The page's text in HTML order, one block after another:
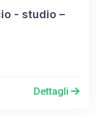
- studio –
Dettagli